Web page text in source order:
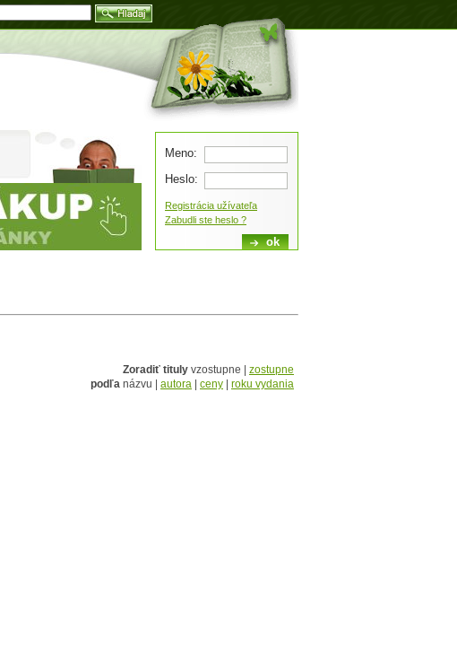
Zoradiť tituly vzostupne | zostupne
podľa názvu | autora ceny roku vydania
Meno:
Heslo:
Registrácia užívateľa
Zabudli ste heslo ?